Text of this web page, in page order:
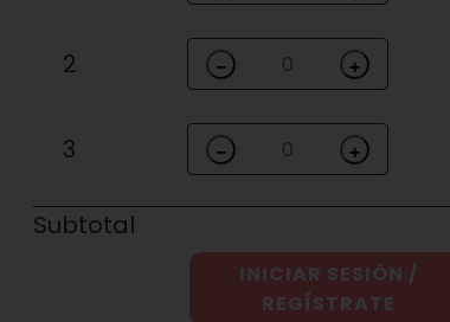
2 − +
3 − +
Subtotal
INICIAR SESIÓN /
REGÍSTRATE